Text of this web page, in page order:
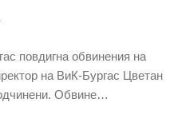
повдигна обвинения на
на ВиК-Бургас Цветан
Обвине…